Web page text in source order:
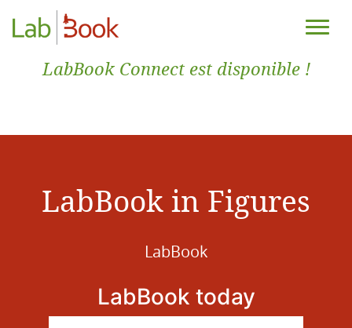
LabBook Connect est disponible !
LabBook in Figures
LabBook
LabBook today